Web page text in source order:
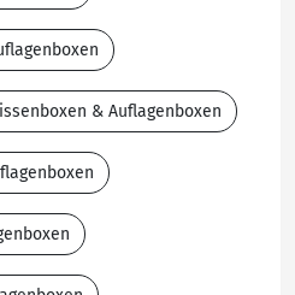
& Auflagenboxen